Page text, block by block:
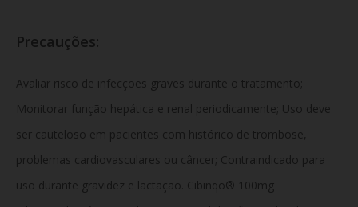
Precauções:
Avaliar risco de infecções graves durante o tratamento;
Monitorar função hepática e renal periodicamente; Uso deve
ser cauteloso em pacientes com histórico de trombose,
problemas cardiovasculares ou câncer; Contraindicado para
uso durante gravidez e lactação. Cibinqo® 100mg